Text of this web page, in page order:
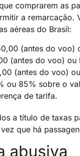
comprarem as
a remarcação.
aéreas do Brasil:
(antes do
(antes do voo)
(antes do voo)
ou 85% sobre o
de tarifa.
a título de taxas
que há
abusiva